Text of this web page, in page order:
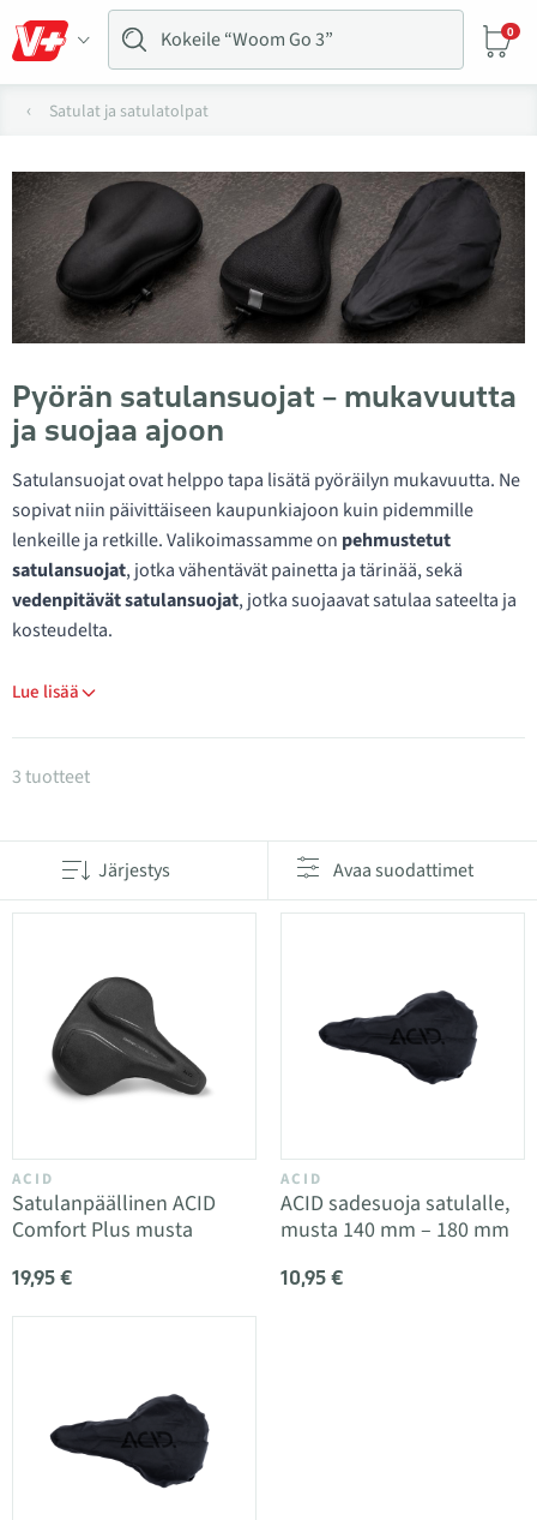
0
Satulat ja satulatolpat
Pyörän satulansuojat – mukavuutta
ja suojaa ajoon
Satulansuojat ovat helppo tapa lisätä pyöräilyn mukavuutta. Ne
sopivat niin päivittäiseen kaupunkiajoon kuin pidemmille
lenkeille ja retkille. Valikoimassamme on pehmustetut
satulansuojat, jotka vähentävät painetta ja tärinää, sekä
vedenpitävät satulansuojat, jotka suojaavat satulaa sateelta ja
kosteudelta.
Lue lisää
Tuotteet kategoriassa Satulansuojat
3 tuotteet
Järjestys Avaa suodattimet
ACID
Satulanpäällinen ACID
Comfort Plus musta
19,95 €
ACID
ACID sadesuoja satulalle,
musta 140 mm – 180 mm
10,95 €